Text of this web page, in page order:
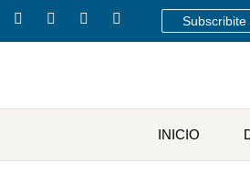
Subscribite
INICIO